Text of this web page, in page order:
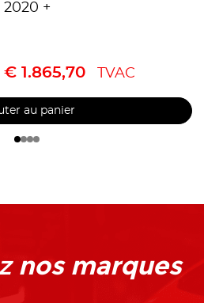
2020 +
€1.865,70 TVAC
au panier
nos marques